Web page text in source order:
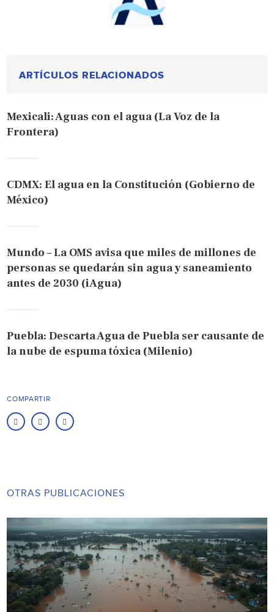
ARTÍCULOS RELACIONADOS
Mexicali: Aguas con el agua (La Voz de la
Frontera)
CDMX: El agua en la Constitución (Gobierno de
México)
Mundo – La OMS avisa que miles de millones de
personas se quedarán sin agua y saneamiento
antes de 2030 (iAgua)
Puebla: Descarta Agua de Puebla ser causante de
la nube de espuma tóxica (Milenio)
COMPARTIR
OTRAS PUBLICACIONES